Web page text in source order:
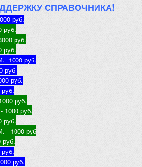
СПРАВОЧНИКА!
руб.
руб.
руб.
руб.
- 1000 руб.
руб.
руб.
руб.
1000 руб.
руб.
. - 1000 руб
руб.
руб.